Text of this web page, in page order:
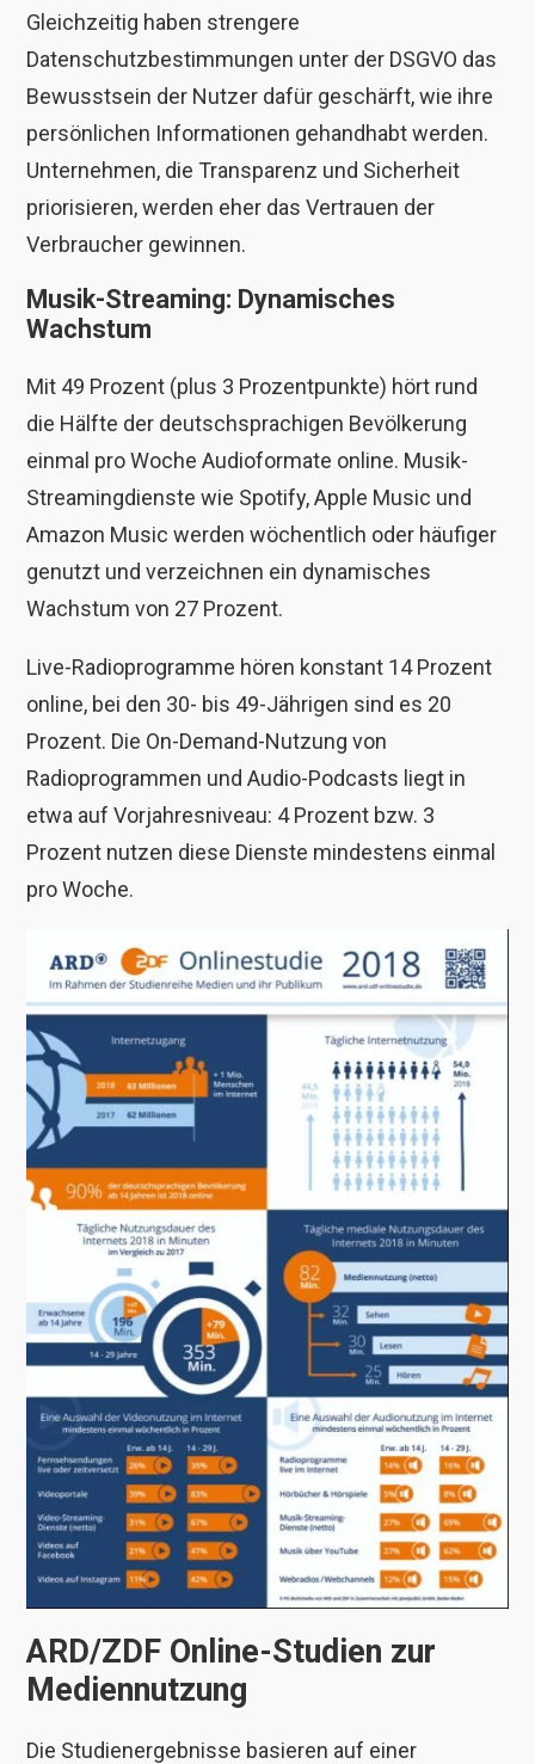
Gleichzeitig haben strengere
Datenschutzbestimmungen unter der DSGVO das
Bewusstsein der Nutzer dafür geschärft, wie ihre
persönlichen Informationen gehandhabt werden.
Unternehmen, die Transparenz und Sicherheit
priorisieren, werden eher das Vertrauen der
Verbraucher gewinnen.
Musik-Streaming: Dynamisches
Wachstum
Mit 49 Prozent (plus 3 Prozentpunkte) hört rund
die Hälfte der deutschsprachigen Bevölkerung
einmal pro Woche Audioformate online. Musik-
Streamingdienste wie Spotify, Apple Music und
Amazon Music werden wöchentlich oder häufiger
genutzt und verzeichnen ein dynamisches
Wachstum von 27 Prozent.
Live-Radioprogramme hören konstant 14 Prozent
online, bei den 30- bis 49-Jährigen sind es 20
Prozent. Die On-Demand-Nutzung von
Radioprogrammen und Audio-Podcasts liegt in
etwa auf Vorjahresniveau: 4 Prozent bzw. 3
Prozent nutzen diese Dienste mindestens einmal
pro Woche.
ARD/ZDF Online-Studien zur
Mediennutzung
Die Studienergebnisse basieren auf einer